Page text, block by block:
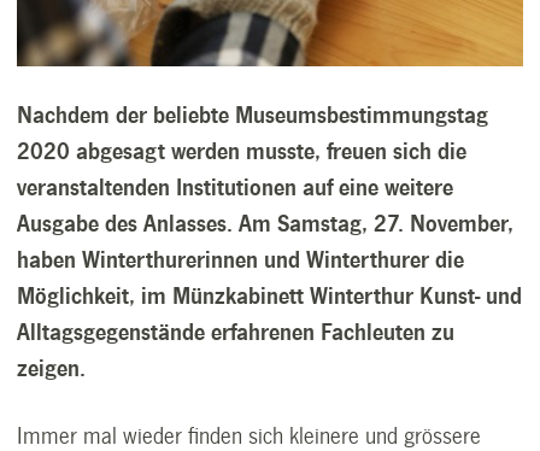
Nachdem der beliebte Museumsbestimmungstag
2020 abgesagt werden musste, freuen sich die
veranstaltenden Institutionen auf eine weitere
Ausgabe des Anlasses. Am Samstag, 27. November,
haben Winterthurerinnen und Winterthurer die
Möglichkeit, im Münzkabinett Winterthur Kunst- und
Alltagsgegenstände erfahrenen Fachleuten zu
zeigen.
Immer mal wieder finden sich kleinere und grössere